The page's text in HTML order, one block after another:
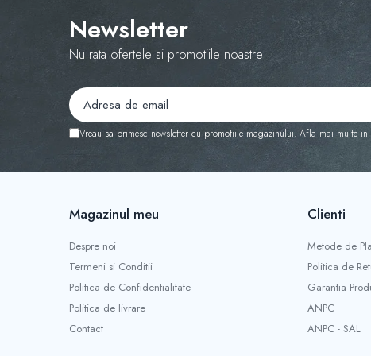
• Spălare la mașină: 40°C
• Călcare la temperatură medie
• Nu se folosesc înălbitori
• Uscare la umbră sau în uscător la temperatură
Livrare gratuită la comenzi peste 350 Lei. Plată
Newsletter
Nu rata ofertele si promotiile noastre
Vreau sa primesc newsletter cu promotiile magazinului. Afla mai multe in
Magazinul meu
Despre noi
Termeni si Conditii
Politica de Confidentialitate
Politica de livrare
Contact
Clienti
Metode de
Politica de
Garantia
ANPC
ANPC - SAL